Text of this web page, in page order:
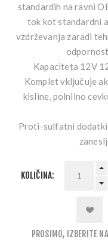
standardih na ravni
tok kot standardni
vzdrževanja zaradi
Kapaciteta 12V
Komplet vključuje
kisline, polnilno
Proti-sulfatni
KOLIČINA:
PROSIMO, IZBERITE